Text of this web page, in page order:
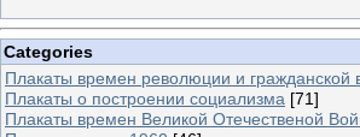
Categories
Плакаты времен революции и гражданской
Плакаты о построении социализма [71]
Плакаты времен Великой Отечественой